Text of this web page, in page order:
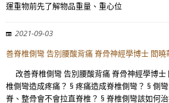
運重物前先了解物品重量、重心位
2021-09-03
善脊椎側彎 告別腰酸背痛 脊骨神經學博士 閻曉
改善脊椎側彎 告別腰酸背痛 脊骨神經學博士
椎側彎造成疼痛？ § 疼痛造成脊椎側彎？ § 側
脊、整骨會不會拉直脊椎？ § 脊椎側彎該如何